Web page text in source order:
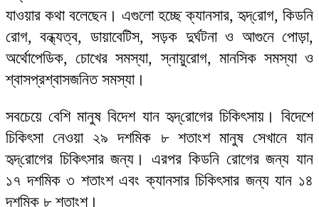
যাওয়ার কথা বলেছেন। এগুলো হচ্ছে ক্যানসার, হৃদ্‌রোগ, কিডনি
রোগ, বন্ধ্যত্ব, ডায়াবেটিস, সড়ক দুর্ঘটনা ও আগুনে পোড়া,
অর্থোপেডিক, চোখের সমস্যা, স্নায়ুরোগ, মানসিক সমস্যা ও
শ্বাসপ্রশ্বাসজনিত সমস্যা।
সবচেয়ে বেশি মানুষ বিদেশ যান হৃদ্‌রোগের চিকিৎসায়। বিদেশে
চিকিৎসা নেওয়া ২৯ দশমিক ৮ শতাংশ মানুষ সেখানে যান
হৃদ্‌রোগের চিকিৎসার জন্য। এরপর কিডনি রোগের জন্য যান
১৭ দশমিক ৩ শতাংশ এবং ক্যানসার চিকিৎসার জন্য যান ১৪
দশমিক ৮ শতাংশ।